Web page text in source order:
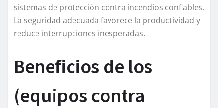
sistemas de protección contra incendios confiables.
La seguridad adecuada favorece la productividad y
reduce interrupciones inesperadas.
Beneficios de los
(equipos contra